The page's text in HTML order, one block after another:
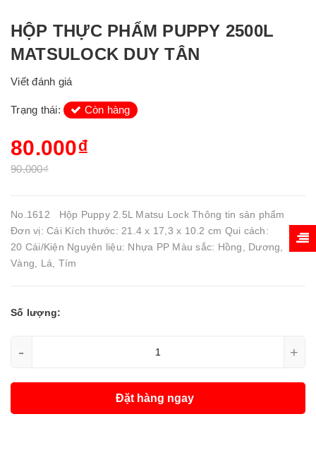
HỘP THỰC PHẨM PUPPY 2500L
MATSULOCK DUY TÂN
Viết đánh giá
Trạng thái: Còn hàng
80.000₫
90.000₫
No.1612 Hộp Puppy 2.5L Matsu Lock Thông tin sản phẩm
Đơn vị: Cái Kích thước: 21.4 x 17,3 x 10.2 cm Qui cách:
20 Cái/Kiện Nguyên liệu: Nhựa PP Màu sắc: Hồng, Dương,
Vàng, Lá, Tím
Số lượng:
- +
Đặt hàng ngay